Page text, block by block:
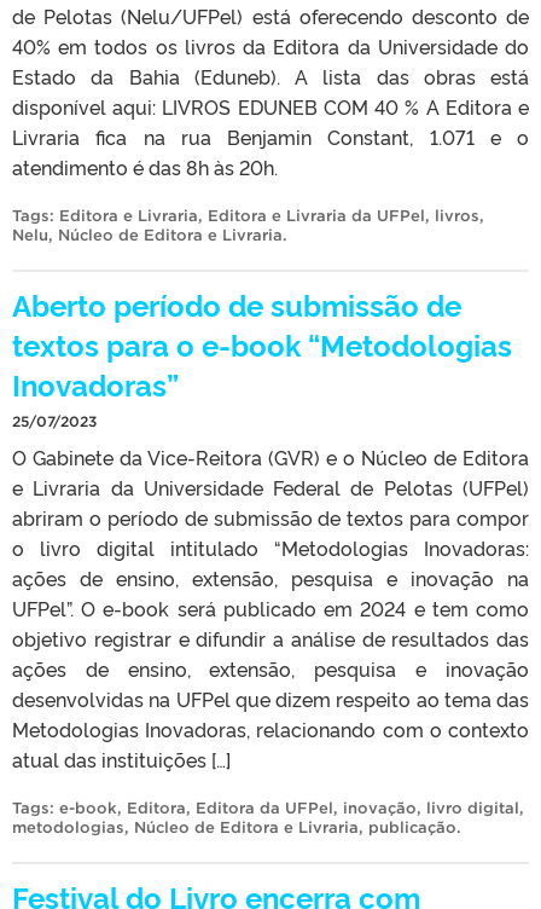
de Pelotas (Nelu/UFPel) está oferecendo desconto de
40% em todos os livros da Editora da Universidade do
Estado da Bahia (Eduneb). A lista das obras está
disponível aqui: LIVROS EDUNEB COM 40 % A Editora e
Livraria fica na rua Benjamin Constant, 1.071 e o
atendimento é das 8h às 20h.
Tags: Editora e Livraria, Editora e Livraria da UFPel, livros,
Nelu, Núcleo de Editora e Livraria.
Aberto período de submissão de
textos para o e-book “Metodologias
Inovadoras”
25/07/2023
O Gabinete da Vice-Reitora (GVR) e o Núcleo de Editora
e Livraria da Universidade Federal de Pelotas (UFPel)
abriram o período de submissão de textos para compor
o livro digital intitulado “Metodologias Inovadoras:
ações de ensino, extensão, pesquisa e inovação na
UFPel”. O e-book será publicado em 2024 e tem como
objetivo registrar e difundir a análise de resultados das
ações de ensino, extensão, pesquisa e inovação
desenvolvidas na UFPel que dizem respeito ao tema das
Metodologias Inovadoras, relacionando com o contexto
atual das instituições […]
Tags: e-book, Editora, Editora da UFPel, inovação, livro digital,
metodologias, Núcleo de Editora e Livraria, publicação.
Festival do Livro encerra com